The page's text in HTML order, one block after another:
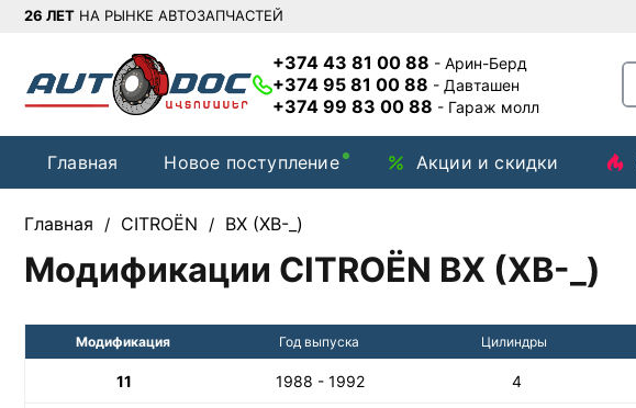
26 ЛЕТ НА РЫНКЕ АВТОЗАПЧАСТЕЙ
+374 43 81 00 88 - Арин-Берд
+374 95 81 00 88 - Давташен
+374 99 83 00 88 - Гараж молл
Главная Новое поступление Акции и скидки
Главная / CITROËN / BX (XB-_)
Модификации CITROËN BX (XB-_)
Модификация Год выпуска Цилиндры
11 1988 - 1992 4